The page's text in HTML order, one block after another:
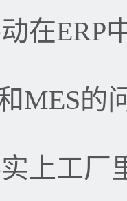
在ERP
MES的
上工厂